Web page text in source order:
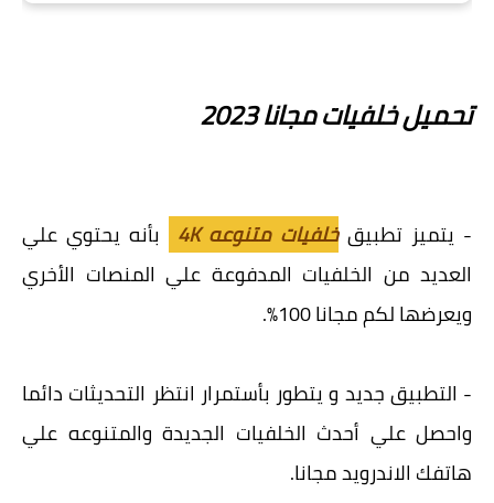
تحميل خلفيات مجانا 2023
- يتميز تطبيقخلفيات متنوعه 4K
بأنه يحتوي علي
العديد من الخلفيات المدفوعة علي المنصات الأخري
ويعرضها لكم مجانا 100%.
- التطبيق جديد و يتطور بأستمرار انتظر التحديثات دائما
واحصل علي أحدث الخلفيات الجديدة والمتنوعه علي
هاتفك الاندرويد مجانا.